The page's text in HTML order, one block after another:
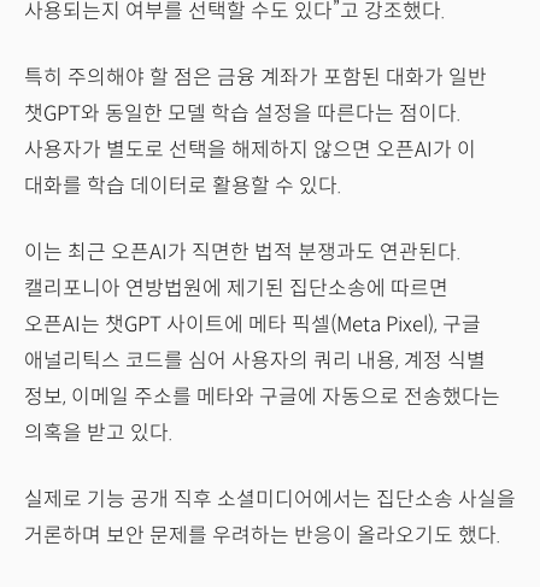
사용되는지 여부를 선택할 수도 있다”고 강조했다.
특히 주의해야 할 점은 금융 계좌가 포함된 대화가 일반
챗GPT와 동일한 모델 학습 설정을 따른다는 점이다.
사용자가 별도로 선택을 해제하지 않으면 오픈AI가 이
대화를 학습 데이터로 활용할 수 있다.
이는 최근 오픈AI가 직면한 법적 분쟁과도 연관된다.
캘리포니아 연방법원에 제기된 집단소송에 따르면
오픈AI는 챗GPT 사이트에 메타 픽셀(Meta Pixel), 구글
애널리틱스 코드를 심어 사용자의 쿼리 내용, 계정 식별
정보, 이메일 주소를 메타와 구글에 자동으로 전송했다는
의혹을 받고 있다.
실제로 기능 공개 직후 소셜미디어에서는 집단소송 사실을
거론하며 보안 문제를 우려하는 반응이 올라오기도 했다.